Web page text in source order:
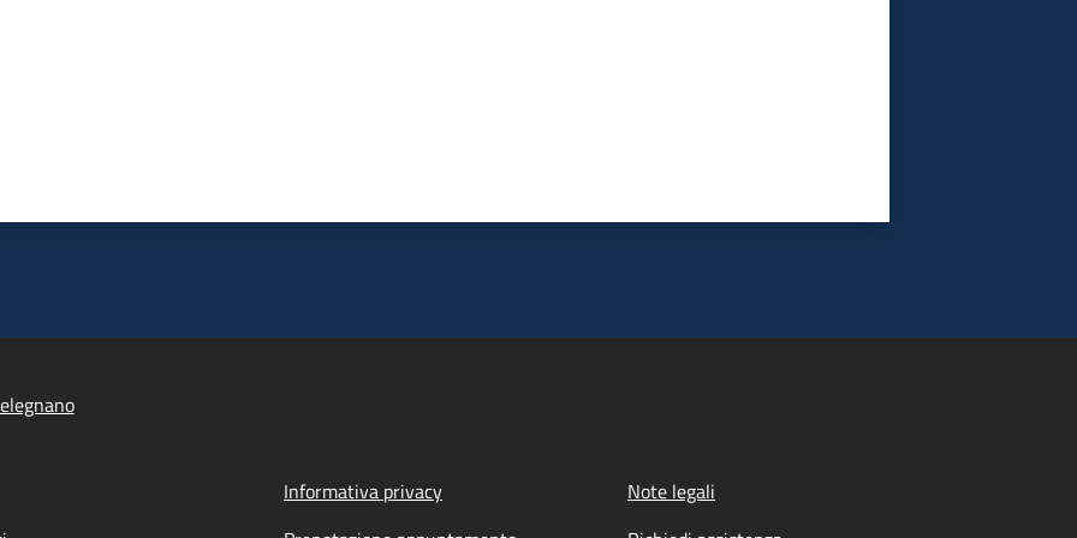
Informativa privacy
Note legali